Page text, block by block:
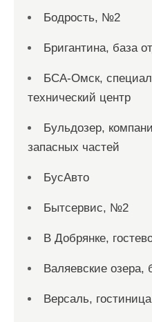
Бодрость, №2
Бригантина, база
БСА-Омск,
технический центр
Бульдозер,
запасных частей
БусАвто
Бытсервис, №2
В Добрянке,
Валяевские озера,
Версаль, гостиница